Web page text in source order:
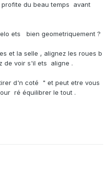
du beau temps avant
ets bien geometriquement ?
et la selle , alignez les roues b
de voir s'il ets aligne .
d'n coté " et peut etre vous
ré équilibrer le tout .